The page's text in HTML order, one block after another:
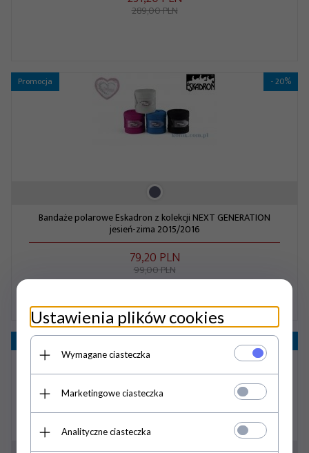
289,00 PLN
Promocja - 20%
Bandaże polarowe Eskadron z kolekcji NEXT GENERATION
jesień-zima 2015/2016
79,20 PLN
99,00 PLN
Promocja - 20%
Ustawienia plików cookies
Wymagane ciasteczka
Marketingowe ciasteczka
Analityczne ciasteczka